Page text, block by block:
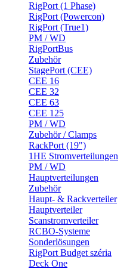
RigPort (1 Phase)
RigPort (Powercon)
RigPort (True1)
PM / WD
RigPortBus
Zubehör
StagePort (CEE)
CEE 16
CEE 32
CEE 63
CEE 125
PM / WD
Zubehör / Clamps
RackPort (19")
1HE Stromverteilungen
PM / WD
Hauptverteilungen
Zubehör
Haupt- & Rackverteiler
Hauptverteiler
Scanstromverteiler
RCBO-Systeme
Sonderlösungen
RigPort Budget széria
Deck One